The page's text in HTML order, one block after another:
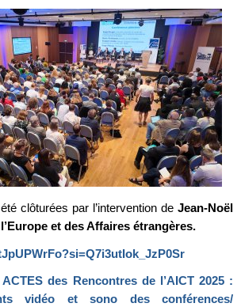
clôturées par l’intervention de Jean-Noël
et des Affaires étrangères.
ACTES des Rencontres de l’AICT 2025 :
vidéo et sono des conférences/